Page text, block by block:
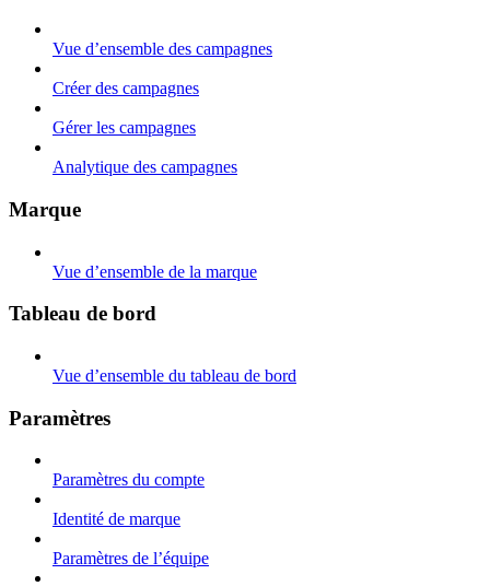
Vue d’ensemble des campagnes
Créer des campagnes
Gérer les campagnes
Analytique des campagnes
Marque
Vue d’ensemble de la marque
Tableau de bord
Vue d’ensemble du tableau de bord
Paramètres
Paramètres du compte
Identité de marque
Paramètres de l’équipe